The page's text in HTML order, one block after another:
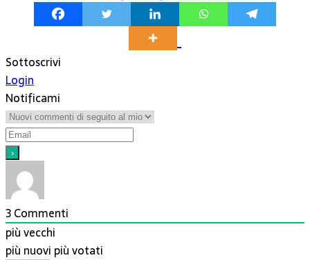
Sottoscrivi
Login
Notificami
3Commenti
più vecchi
più nuovi più votati